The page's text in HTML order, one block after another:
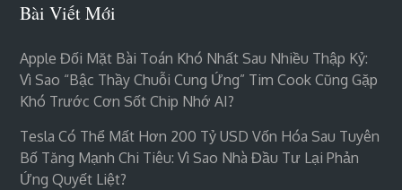
Bài Viết Mới
Apple Đối Mặt Bài Toán Khó Nhất Sau Nhiều Thập Kỷ:
Vì Sao “bậc Thầy Chuỗi Cung Ứng” Tim Cook Cũng Gặp
Khó Trước Cơn Sốt Chip Nhớ AI?
Tesla Có Thể Mất Hơn 200 Tỷ USD Vốn Hóa Sau Tuyên
Bố Tăng Mạnh Chi Tiêu: Vì Sao Nhà Đầu Tư Lại Phản
Ứng Quyết Liệt?